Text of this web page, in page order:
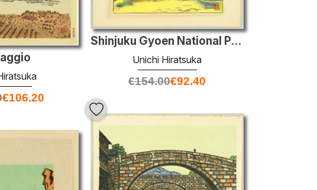
€106.20
Shinjuku Gyoen National Park
Unichi Hiratsuka
€154.00€92.40